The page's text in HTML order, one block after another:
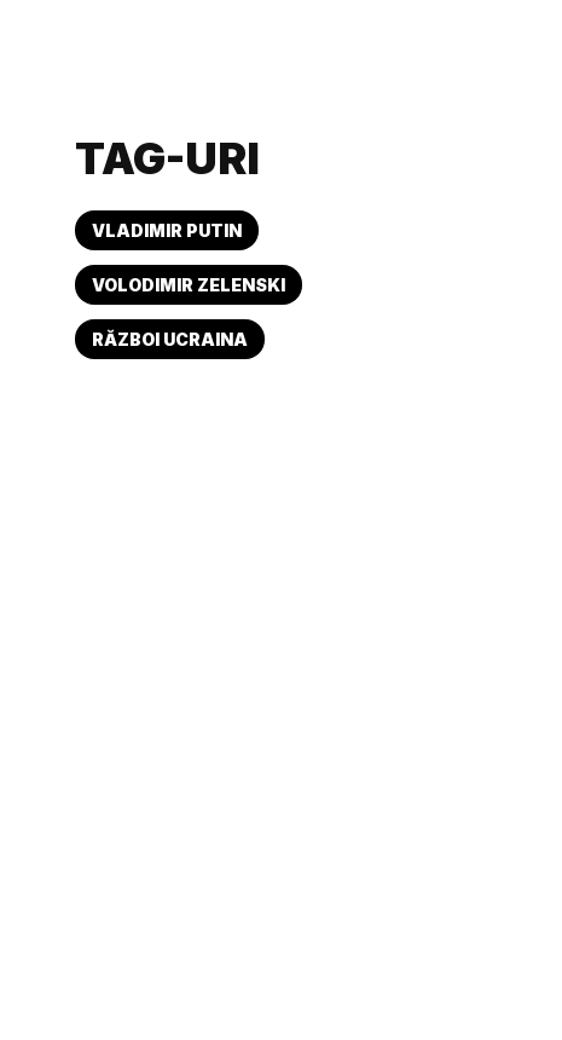
TAG-URI
VLADIMIR PUTIN
VOLODIMIR ZELENSKI
RĂZBOI UCRAINA